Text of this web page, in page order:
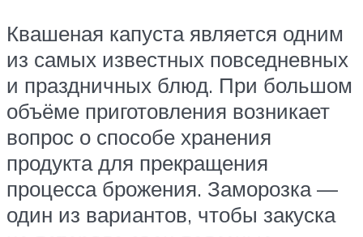
Квашеная капуста является одним
из самых известных повседневных
и праздничных блюд. При большом
объёме приготовления возникает
вопрос о способе хранения
продукта для прекращения
процесса брожения. Заморозка —
один из вариантов, чтобы закуска